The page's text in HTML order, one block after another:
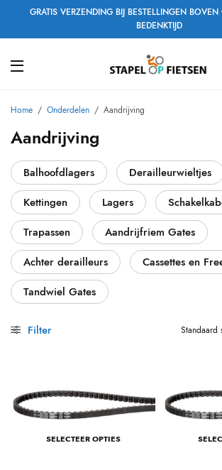
GRATIS VERZENDING BIJ BESTELLINGEN
BEDENKTIJD
Home / Onderdelen / Aandrijving
Aandrijving
Balhoofdlagers
Derailleurwieltjes
Kettingen
Lagers
Trapassen
Aandrijfriem Gates
Achter derailleurs
Cassettes en
Tandwiel Gates
Filter
SELECTEER OPTIES